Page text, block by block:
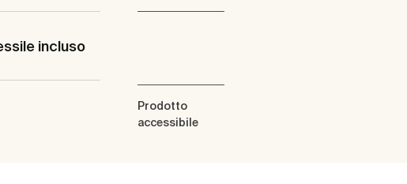
incluso
Prodotto
accessibile